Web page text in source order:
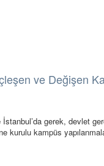
ve Değişen
gerek, devlet
kurulu kampüs